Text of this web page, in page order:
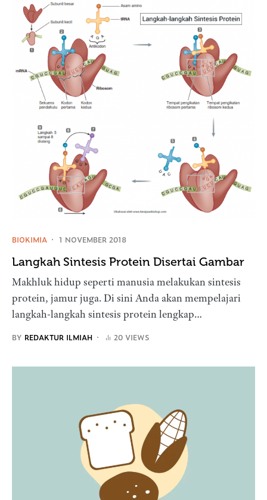
BIOKIMIA 1 NOVEMBER 2018
Langkah Sintesis Protein Disertai Gambar
Makhluk hidup seperti manusia melakukan sintesis
protein, jamur juga. Di sini Anda akan mempelajari
langkah-langkah sintesis protein lengkap…
BY REDAKTUR ILMIAH 20 VIEWS